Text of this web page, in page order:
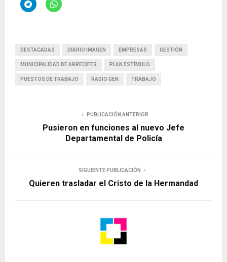
DESTACADAS DIARIO IMAGEN EMPRESAS GESTIÓN
MUNICIPALIDAD DE ARRECIFES PLAN ESTÍMULO
PUESTOS DE TRABAJO RADIO GEN TRABAJO
PUBLICACIÓN ANTERIOR
Pusieron en funciones al nuevo Jefe
Departamental de Policía
SIGUIENTE PUBLICACIÓN
Quieren trasladar el Cristo de la Hermandad